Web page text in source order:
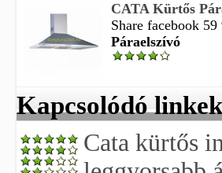
CATA Kürtős
Share facebook
Páraelszívó
Kapcsolódó linkek
Cata kürtős